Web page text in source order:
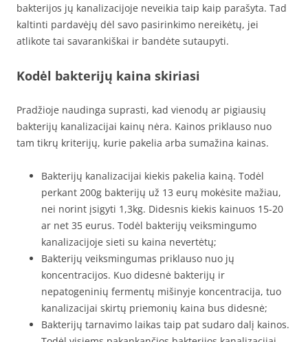
bakterijos jų kanalizacijoje neveikia taip kaip parašyta. Tad
kaltinti pardavėjų dėl savo pasirinkimo nereikėtų, jei
atlikote tai savarankiškai ir bandėte sutaupyti.
Kodėl bakterijų kaina skiriasi
Pradžioje naudinga suprasti, kad vienodų ar pigiausių
bakterijų kanalizacijai kainų nėra. Kainos priklauso nuo
tam tikrų kriterijų, kurie pakelia arba sumažina kainas.
Bakterijų kanalizacijai kiekis pakelia kainą. Todėl
perkant 200g bakterijų už 13 eurų mokėsite mažiau,
nei norint įsigyti 1,3kg. Didesnis kiekis kainuos 15-20
ar net 35 eurus. Todėl bakterijų veiksmingumo
kanalizacijoje sieti su kaina nevertėtų;
Bakterijų veiksmingumas priklauso nuo jų
koncentracijos. Kuo didesnė bakterijų ir
nepatogeninių fermentų mišinyje koncentracija, tuo
kanalizacijai skirtų priemonių kaina bus didesnė;
Bakterijų tarnavimo laikas taip pat sudaro dalį kainos.